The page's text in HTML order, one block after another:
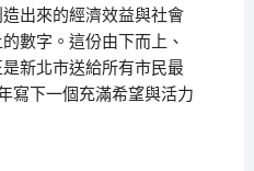
出來的經濟效益與社會
數字。這份由下而上、
新北市送給所有市民最
寫下一個充滿希望與活力